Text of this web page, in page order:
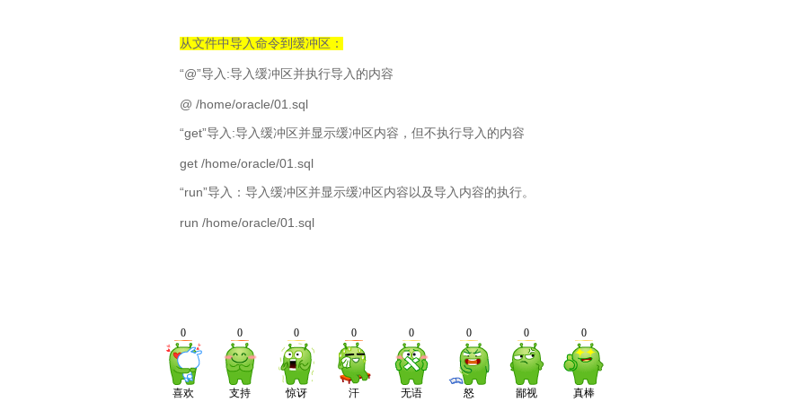
从文件中导入命令到缓冲区：
“@”导入 :导入缓冲区并执行导入的内容
@ /home/oracle/01.sql
“get”导入 :导入缓冲区并显示缓冲区内容，但不执行导入的内容
get /home/oracle/01.sql
“run”导入：导入缓冲区并显示缓冲区内容以及导入内容的执行。
run /home/oracle/01.sql